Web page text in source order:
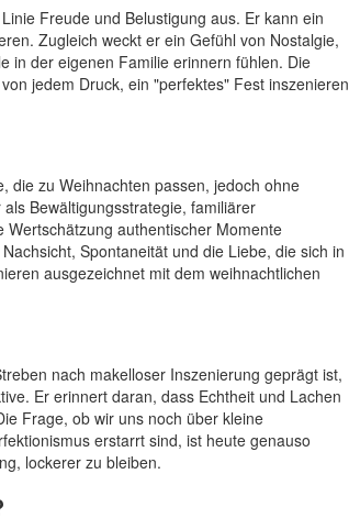
Freude und Belustigung aus. Er kann ein
Zugleich weckt er ein Gefühl von Nostalgie,
in der eigenen Familie erinnern fühlen. Die
jedem Druck, ein "perfektes" Fest inszenieren
die zu Weihnachten passen, jedoch ohne
Bewältigungsstrategie, familiärer
authentischer Momente
Spontaneität und die Liebe, die sich in
ausgezeichnet mit dem weihnachtlichen
nach makelloser Inszenierung geprägt ist,
Er erinnert daran, dass Echtheit und Lachen
Frage, ob wir uns noch über kleine
erstarrt sind, ist heute genauso
lockerer zu bleiben.